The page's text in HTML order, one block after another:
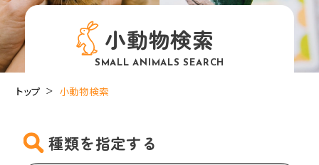
小動物検索
SMALL ANIMALS SEARCH
トップ 小動物検索
種類を指定する